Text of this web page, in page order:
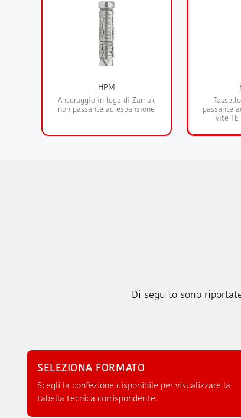
HPM
Ancoraggio in lega di Zamak
non passante ad espansione
passante
vite TE
Di seguito sono
SELEZIONA FORMATO
Scegli la confezione disponibile per visualizzare la
tabella tecnica corrispondente.